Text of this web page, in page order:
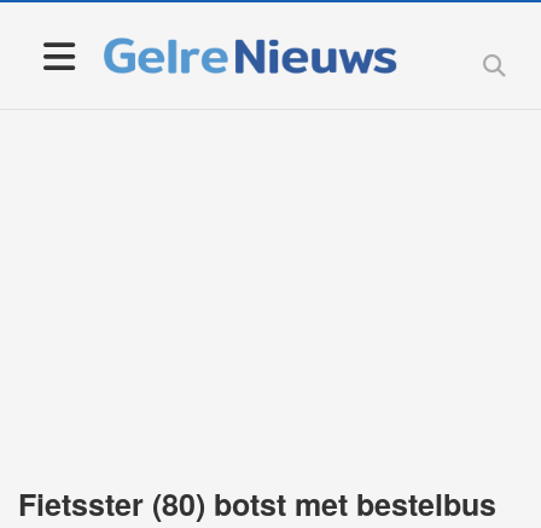
Fietsster (80) botst met bestelbus